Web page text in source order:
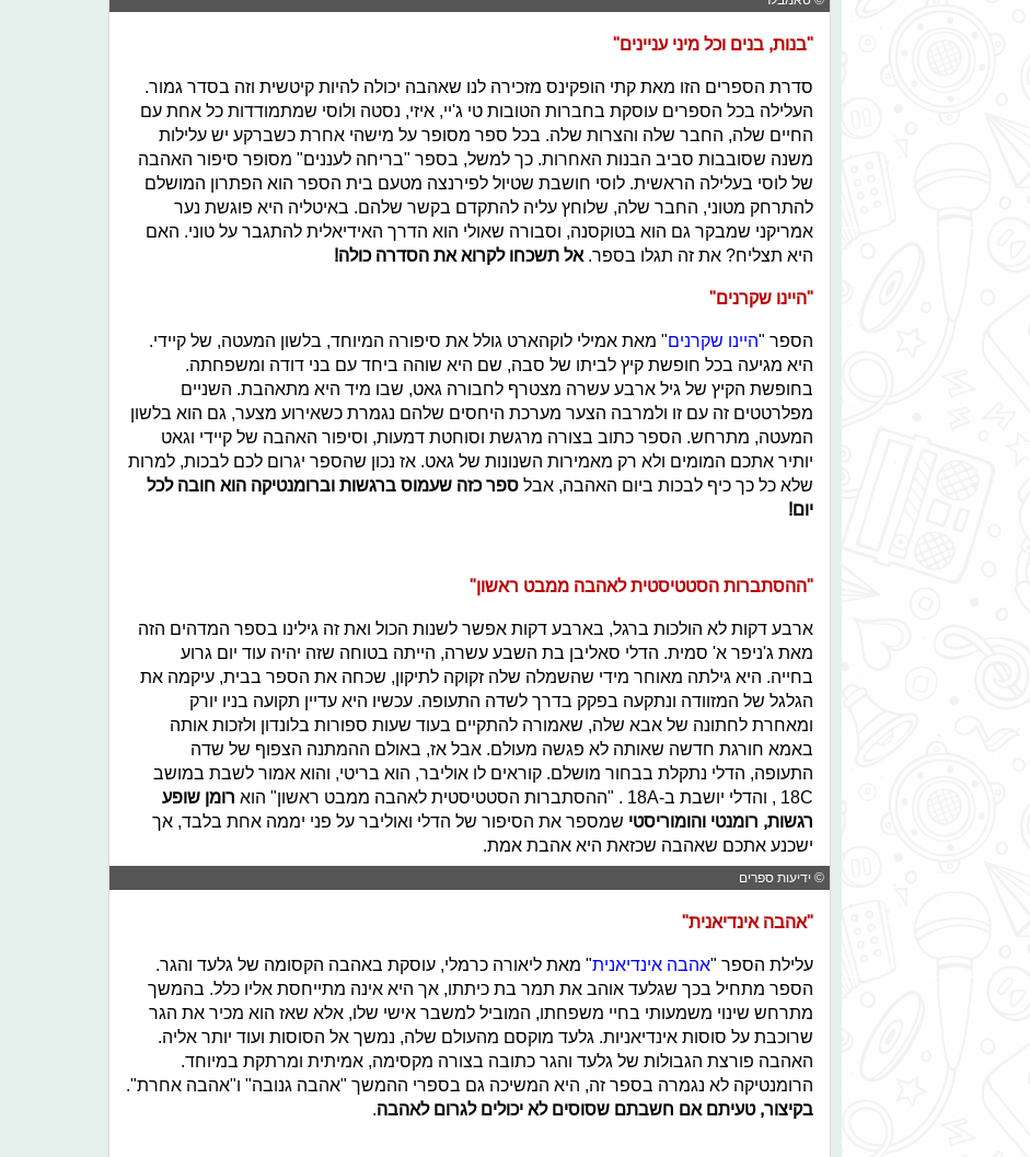
"בנות, בנים וכל מיני עניינים"
סדרת הספרים הזו מאת קתי הופקינס מזכירה לנו שאהבה יכולה להיות קיטשית וזה בסדר גמור.
העלילה בכל הספרים עוסקת בחברות הטובות טי ג'יי, איזי, נסטה ולוסי שמתמודדות כל אחת עם
החיים שלה, החבר שלה והצרות שלה. בכל ספר מסופר על מישהי אחרת כשברקע יש עלילות
משנה שסובבות סביב הבנות האחרות. כך למשל, בספר "בריחה לעננים" מסופר סיפור האהבה
של לוסי בעלילה הראשית. לוסי חושבת שטיול לפירנצה מטעם בית הספר הוא הפתרון המושלם
להתרחק מטוני, החבר שלה, שלוחץ עליה להתקדם בקשר שלהם. באיטליה היא פוגשת נער
אמריקני שמבקר גם הוא בטוקסנה, וסבורה שאולי הוא הדרך האידיאלית להתגבר על טוני. האם
היא תצליח? את זה תגלו בספר. אל תשכחו לקרוא את הסדרה כולה!
"היינו שקרנים"
הספר "היינו שקרנים" מאת אמילי לוקהארט גולל את סיפורה המיוחד, בלשון המעטה, של קיידי.
היא מגיעה בכל חופשת קיץ לביתו של סבה, שם היא שוהה ביחד עם בני דודה ומשפחתה.
בחופשת הקיץ של גיל ארבע עשרה מצטרף לחבורה גאט, שבו מיד היא מתאהבת. השניים
מפלרטטים זה עם זו ולמרבה הצער מערכת היחסים שלהם נגמרת כשאירוע מצער, גם הוא בלשון
המעטה, מתרחש. הספר כתוב בצורה מרגשת וסוחטת דמעות, וסיפור האהבה של קיידי וגאט
יותיר אתכם המומים ולא רק מאמירות השנונות של גאט. אז נכון שהספר יגרום לכם לבכות, למרות
שלא כל כך כיף לבכות ביום האהבה, אבל ספר כזה שעמוס ברגשות וברומנטיקה הוא חובה לכל
יום!
"ההסתברות הסטטיסטית לאהבה ממבט ראשון"
ארבע דקות לא הולכות ברגל, בארבע דקות אפשר לשנות הכול ואת זה גילינו בספר המדהים הזה
מאת ג'ניפר א' סמית. הדלי סאליבן בת השבע עשרה, הייתה בטוחה שזה יהיה עוד יום גרוע
בחייה. היא גילתה מאוחר מידי שהשמלה שלה זקוקה לתיקון, שכחה את הספר בבית, עיקמה את
הגלגל של המזוודה ונתקעה בפקק בדרך לשדה התעופה. עכשיו היא עדיין תקועה בניו יורק
ומאחרת לחתונה של אבא שלה, שאמורה להתקיים בעוד שעות ספורות בלונדון ולזכות אותה
באמא חורגת חדשה שאותה לא פגשה מעולם. אבל אז, באולם ההמתנה הצפוף של שדה
התעופה, הדלי נתקלת בבחור מושלם. קוראים לו אוליבר, הוא בריטי, והוא אמור לשבת במושב
18C , והדלי יושבת ב-18A . "ההסתברות הסטטיסטית לאהבה ממבט ראשון" הוא
רומן שופע
רגשות, רומנטי והומוריסטי שמספר את הסיפור של הדלי ואוליבר על פני יממה אחת בלבד, אך
ישכנע אתכם שאהבה שכזאת היא אהבת אמת.
© ידיעות ספרים
"אהבה אינדיאנית"
עלילת הספר "אהבה אינדיאנית" מאת ליאורה כרמלי, עוסקת באהבה הקסומה של גלעד והגר.
הספר מתחיל בכך שגלעד אוהב את תמר בת כיתתו, אך היא אינה מתייחסת אליו כלל. בהמשך
מתרחש שינוי משמעותי בחיי משפחתו, המוביל למשבר אישי שלו, אלא שאז הוא מכיר את הגר
שרוכבת על סוסות אינדיאניות. גלעד מוקסם מהעולם שלה, נמשך אל הסוסות ועוד יותר אליה.
האהבה פורצת הגבולות של גלעד והגר כתובה בצורה מקסימה, אמיתית ומרתקת במיוחד.
הרומנטיקה לא נגמרה בספר זה, היא המשיכה גם בספרי ההמשך "אהבה גנובה" ו"אהבה אחרת".
בקיצור, טעיתם אם חשבתם שסוסים לא יכולים לגרום לאהבה.